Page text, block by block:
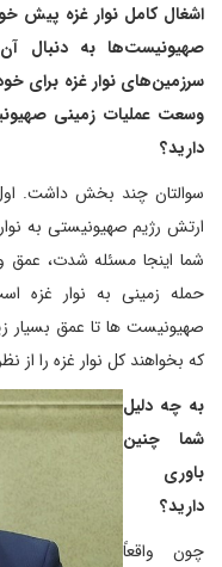
اشغال کامل نوار غزه پیش
صهیونیست‌ها به دنبال
سرزمین‌های نوار غزه برای
وسعت عملیات زمینی
دارید؟
سوالتان چند بخش داشت.
ارتش رژیم صهیونیستی به
شما اینجا مسئله شدت، عمق
حمله زمینی به نوار غزه
صهیونیست ها تا عمق بسیار
که بخواهند کل نوار غزه را از
به چه دلیل
شما چنین
باوری
دارید؟
چون واقعاً